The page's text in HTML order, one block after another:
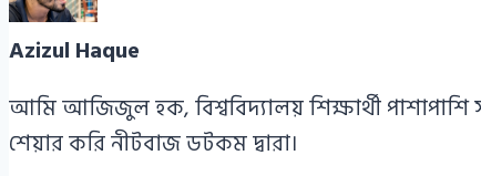
Azizul Haque
আমি আজিজুল হক, বিশ্ববিদ্যালয় শিক্ষার্থী
শেয়ার করি নীটবাজ ডটকম দ্বারা।